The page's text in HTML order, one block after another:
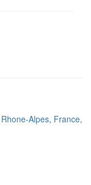
Alpes, France,